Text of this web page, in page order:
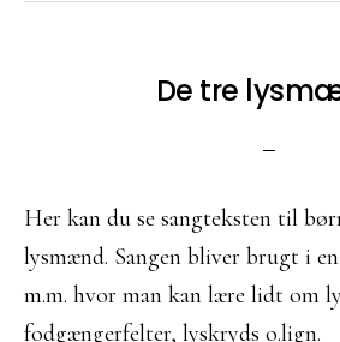
De tre
Her kan du se sangteksten til
lysmænd. Sangen bliver brugt i
m.m. hvor man kan lære lidt om
fodgængerfelter, lyskryds o.lign.